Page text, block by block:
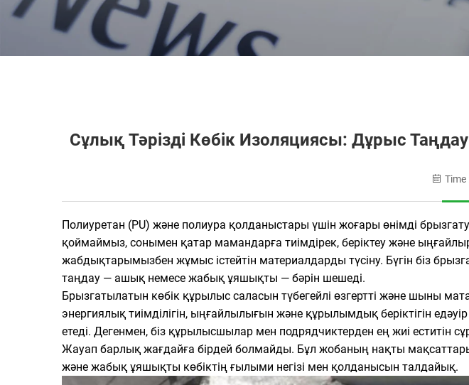
Сұлық Тәрізді Көбік Изоляциясы: Дұрыс
Time
Полиуретан (PU) және полиура қолданыстары үшін жоғары өнімді
қоймаймыз, сонымен қатар мамандарға тиімдірек, беріктеу және
жабдықтарымызбен жұмыс істейтін материалдарды түсіну. Бүгін біз
таңдау — ашық немесе жабық ұяшықты — бәрін шешеді.
Брызгатылатын көбік құрылыс саласын түбегейлі өзгертті және шыны
энергиялық тиімділігін, ыңғайлылығын және құрылымдық беріктігін
етеді. Дегенмен, біз құрылысшылар мен подрядчиктерден ең жиі еститін
Жауап барлық жағдайға бірдей болмайды. Бұл жобаның нақты
және жабық ұяшықты көбіктің ғылыми негізі мен қолданысын талдайық.